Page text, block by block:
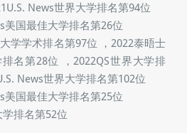
界大学学术排名中，卡内基梅隆
第16，计算机科学与工程世界第
。
学学术排名第95位，2020泰晤士
名第27位，2020QS世界大学排名
News世界大学排名第82位
学学科排名中，其计算机与信息系